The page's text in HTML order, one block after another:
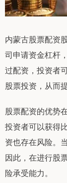
内蒙古股票配资
司申请资金杠杆
过配资，投资者
股票投资，从而
股票配资的优势
投资者可以获得
资也存在风险。
因此，在进行股
险承受能力。